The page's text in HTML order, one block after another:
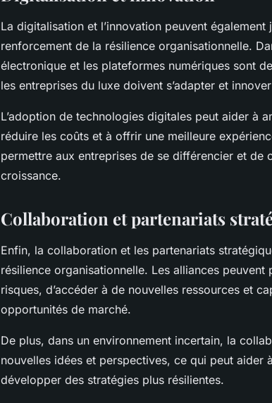
La digitalisation et l’innovation peuvent
renforcement de la résilience organisationnelle.
électronique et les plateformes numériques sont
les entreprises du luxe doivent s’adapter et
L’adoption de technologies digitales peut aider à
réduire les coûts et à offrir une meilleure
permettre aux entreprises de se différencier et de
croissance.
Collaboration et partenariats
Enfin, la collaboration et les partenariats
résilience organisationnelle. Les alliances
risques, d’accéder à de nouvelles ressources et
opportunités de marché.
De plus, dans un environnement incertain, la
nouvelles idées et perspectives, ce qui peut aider
développer des stratégies plus résilientes.